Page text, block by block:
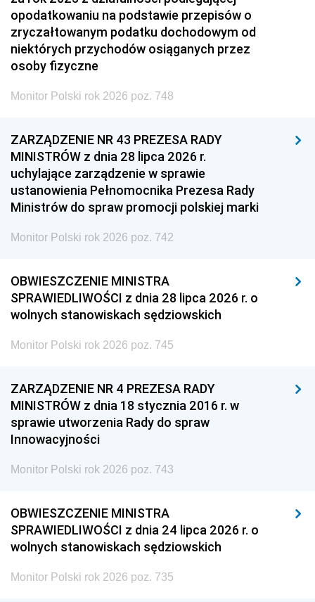
opodatkowaniu na podstawie przepisów o
zryczałtowanym podatku dochodowym od
niektórych przychodów osiąganych przez
osoby fizyczne
Monitor Polski rok 2026 poz. 748
ZARZĄDZENIE NR 43 PREZESA RADY
MINISTRÓW z dnia 28 lipca 2026 r.
uchylające zarządzenie w sprawie
ustanowienia Pełnomocnika Prezesa Rady
Ministrów do spraw promocji polskiej marki
Monitor Polski rok 2026 poz. 742
OBWIESZCZENIE MINISTRA
SPRAWIEDLIWOŚCI z dnia 28 lipca 2026 r. o
wolnych stanowiskach sędziowskich
Monitor Polski rok 2026 poz. 745
ZARZĄDZENIE NR 4 PREZESA RADY
MINISTRÓW z dnia 18 stycznia 2016 r. w
sprawie utworzenia Rady do spraw
Innowacyjności
Monitor Polski rok 2026 poz. 743
OBWIESZCZENIE MINISTRA
SPRAWIEDLIWOŚCI z dnia 24 lipca 2026 r. o
wolnych stanowiskach sędziowskich
Monitor Polski rok 2026 poz. 735